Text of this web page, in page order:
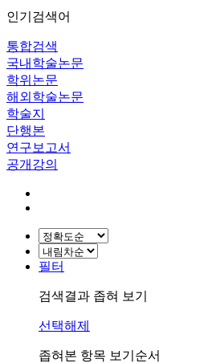
인기검색어
통합검색
국내학술논문
학위논문
해외학술논문
학술지
단행본
연구보고서
공개강의
필터
검색결과 좁혀 보기
선택해제
좁혀본 항목 보기순서